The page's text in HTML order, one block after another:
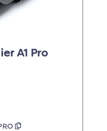
A1 Pro